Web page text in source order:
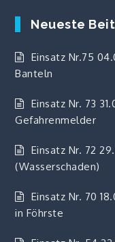
Neueste
Einsatz Nr.75
Banteln
Einsatz Nr. 73
Gefahrenmelder
Einsatz Nr. 72
(Wasserschaden)
Einsatz Nr. 70
in Föhrste